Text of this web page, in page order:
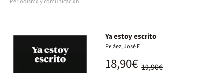
Periodismo y comunicación
Ya estoy escrito
Peláez, José F.
19,90€
18,90€